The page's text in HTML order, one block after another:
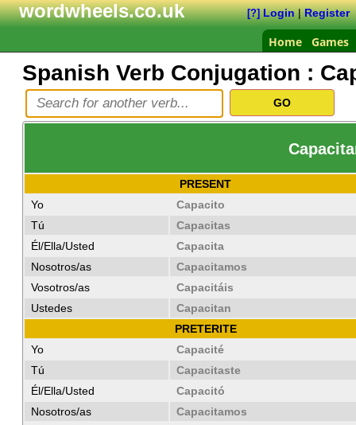
wordwheels.co.uk [?] Login|Register
Home Games
Spanish Verb Conjugation :
PRESENT
Yo
Capacito
Tú
Capacitas
Él/Ella/Usted
Capacita
Nosotros/as
Capacitamos
Vosotros/as
Capacitáis
Ustedes
Capacitan
PRETERITE
Yo
Capacité
Tú
Capacitaste
Él/Ella/Usted
Capacitó
Nosotros/as
Capacitamos